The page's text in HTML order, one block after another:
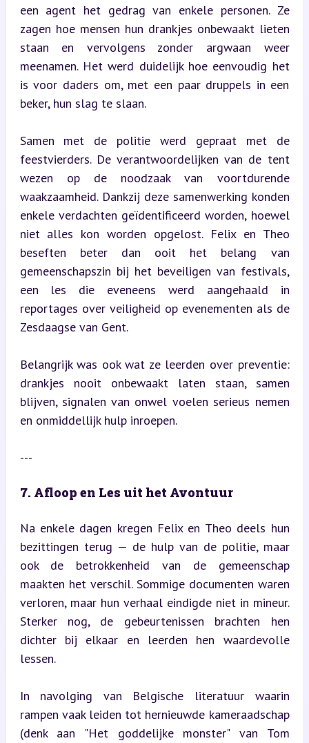
een agent het gedrag van enkele personen. Ze
zagen hoe mensen hun drankjes onbewaakt lieten
staan en vervolgens zonder argwaan weer
meenamen. Het werd duidelijk hoe eenvoudig het
is voor daders om, met een paar druppels in een
beker, hun slag te slaan.
Samen met de politie werd gepraat met de
feestvierders. De verantwoordelijken van de tent
wezen op de noodzaak van voortdurende
waakzaamheid. Dankzij deze samenwerking konden
enkele verdachten geïdentificeerd worden, hoewel
niet alles kon worden opgelost. Felix en Theo
beseften beter dan ooit het belang van
gemeenschapszin bij het beveiligen van festivals,
een les die eveneens werd aangehaald in
reportages over veiligheid op evenementen als de
Zesdaagse van Gent.
Belangrijk was ook wat ze leerden over preventie:
drankjes nooit onbewaakt laten staan, samen
blijven, signalen van onwel voelen serieus nemen
en onmiddellijk hulp inroepen.
---
7. Afloop en Les uit het Avontuur
Na enkele dagen kregen Felix en Theo deels hun
bezittingen terug — de hulp van de politie, maar
ook de betrokkenheid van de gemeenschap
maakten het verschil. Sommige documenten waren
verloren, maar hun verhaal eindigde niet in mineur.
Sterker nog, de gebeurtenissen brachten hen
dichter bij elkaar en leerden hen waardevolle
lessen.
In navolging van Belgische literatuur waarin
rampen vaak leiden tot hernieuwde kameraadschap
(denk aan "Het goddelijke monster" van Tom